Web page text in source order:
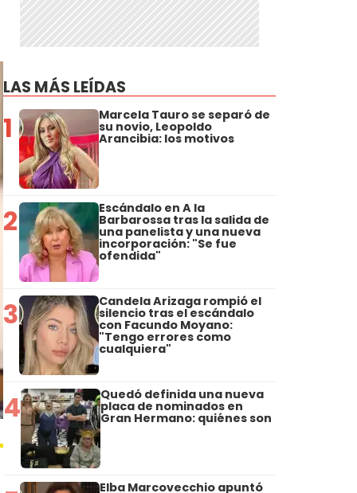
LAS MÁS LEÍDAS
1 Marcela Tauro se separó de
su novio, Leopoldo
Arancibia: los motivos
2 Escándalo en A la
Barbarossa tras la salida de
una panelista y una nueva
incorporación: "Se fue
ofendida"
3 Candela Arizaga rompió el
silencio tras el escándalo
con Facundo Moyano:
"Tengo errores como
cualquiera"
4 Quedó definida una nueva
placa de nominados en
Gran Hermano: quiénes son
Elba Marcovecchio apuntó